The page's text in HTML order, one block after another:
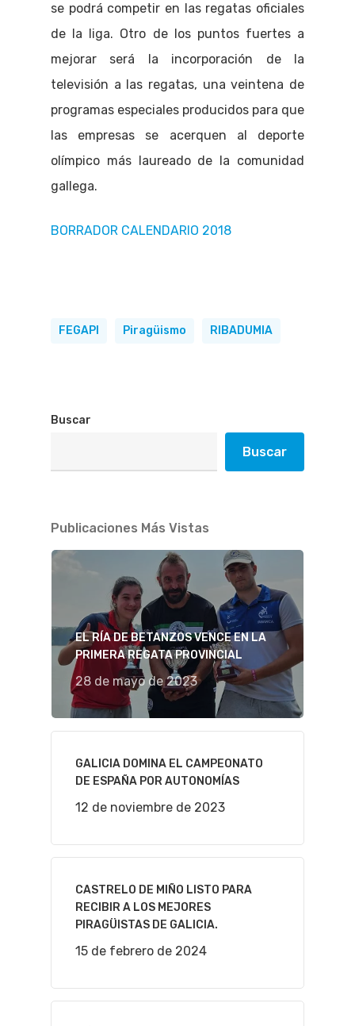
se podrá competir en las regatas oficiales
de la liga. Otro de los puntos fuertes a
mejorar será la incorporación de la
televisión a las regatas, una veintena de
programas especiales producidos para que
las empresas se acerquen al deporte
olímpico más laureado de la comunidad
gallega.
BORRADOR CALENDARIO 2018
FEGAPI Piragüismo RIBADUMIA
Buscar
Buscar
Publicaciones Más Vistas
EL RÍA DE BETANZOS VENCE EN LA
PRIMERA REGATA PROVINCIAL
28 de mayo de 2023
GALICIA DOMINA EL CAMPEONATO
DE ESPAÑA POR AUTONOMÍAS
12 de noviembre de 2023
CASTRELO DE MIÑO LISTO PARA
RECIBIR A LOS MEJORES
PIRAGÜISTAS DE GALICIA.
15 de febrero de 2024